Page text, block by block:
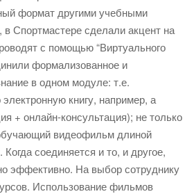
формат другими учебными
Спортмастере сделали акцент на
с помощью “Виртуального
формализованное и
в одном модуле: т.е.
книгу, например, а
+ онлайн-консультация); не только
видеофильм длиной
соединяется и то, и другое,
эффективно. На выбор сотруднику
Использование фильмов